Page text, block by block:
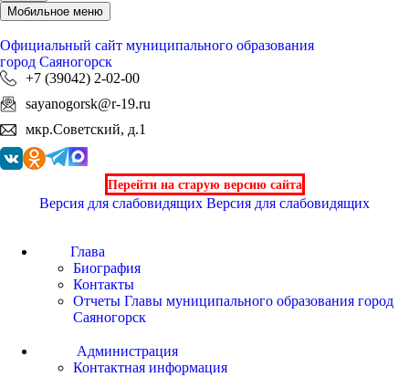
Мобильное меню
Официальный сайт муниципального образования
город Саяногорск
+7 (39042) 2-02-00
sayanogorsk@r-19.ru
мкр.Советский, д.1
Перейти на старую версию сайта
Версия для слабовидящих Версия для слабовидящих
Глава
Биография
Контакты
Отчеты Главы муниципального образования город
Саяногорск
Администрация
Контактная информация